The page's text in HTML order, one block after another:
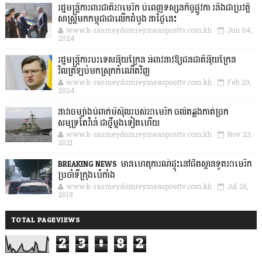
រដ្ឋមន្រ្តីការពារជាតិអាមេរិក បំពេញទស្សនកិច្ចផ្លូវកា រនិងជាប្រវត្តិ
សាស្រ្តមកកម្ពុជាជាលើកដំបូង នាថ្ងៃនេះ
www.k-rasmeydomreymeasposttv.com.kh Jun 04,
2024
រដ្ឋមន្ត្រីការបរទេសអ៊ុយក្រែន អំពាវនាវឱ្យជនជាតិអ៊ុយក្រែន
វិលត្រឡប់មកស្រុកកំណើតវិញ
www.k-rasmeydomreymeasposttv.com.kh Feb 29,
2024
នាវាចម្បាំងបំពាក់មីស៊ីលរបស់អាមេរិក ចល័តឆ្លងកាត់ច្រក
សមុទ្រតៃវ៉ាន់ ជាថ្មីម្តងទៀតហើយ
www.k-rasmeydomreymeasposttv.com.kh Nov 23,
2021
BREAKING NEWS: មានហេតុការណ៍ផ្ទុះនៅជិតស្ថានទូតអាមេរិក
ប្រចាំទីក្រុងប៉េកាំង
www.k-rasmeydomreymeasposttv.com.kh Jul 26,
2018
TOTAL PAGEVIEWS
2 3 0 8 2